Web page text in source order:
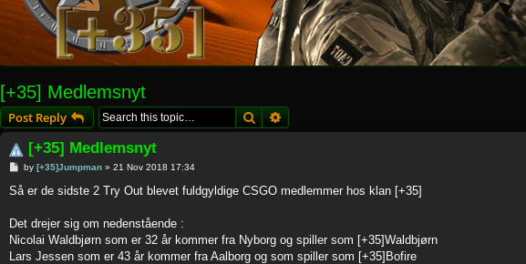
[+35] Medlemsnyt
Post Reply SearchAdvanced search
[+35] Medlemsnyt
P
s
by [+35]Jumpman» 21 Nov 2018 17:34
Så er de sidste 2 Try Out blevet fuldgyldige CSGO medlemmer hos klan [+35]
Det drejer sig om nedenstående :
Nicolai Waldbjørn som er 32 år kommer fra Nyborg og spiller som [+35]Waldbjørn
Lars Jessen som er 43 år kommer fra Aalborg og som spiller som [+35]Bofire